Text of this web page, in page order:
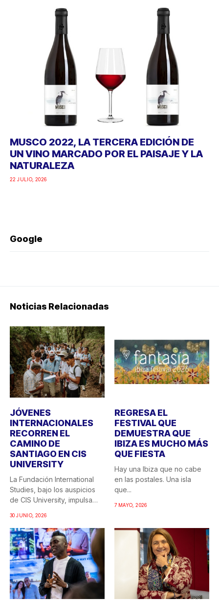
MUSCO 2022, LA TERCERA EDICIÓN DE
UN VINO MARCADO POR EL PAISAJE Y LA
NATURALEZA
22 JULIO, 2026
Google
Noticias Relacionadas
JÓVENES
INTERNACIONALES
RECORREN EL
CAMINO DE
SANTIAGO EN CIS
UNIVERSITY
La Fundación International
Studies, bajo los auspicios
de CIS University, impulsa
30 JUNIO, 2026
REGRESA EL
FESTIVAL QUE
DEMUESTRA QUE
IBIZA ES MUCHO MÁS
QUE FIESTA
Hay una Ibiza que no cabe
en las postales. Una isla
que...
7 MAYO, 2026